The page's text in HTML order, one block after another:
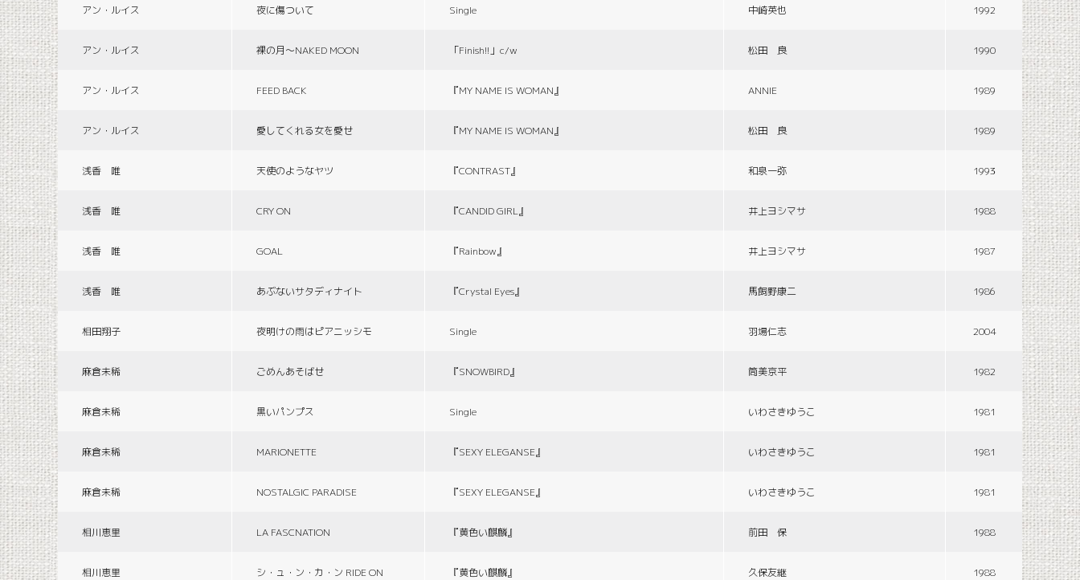
アン・ルイス 夜に傷ついて Single 中崎英也 1992
アン・ルイス 裸の月〜NAKED MOON 「Finish!!」c/w 松田 良 1990
アン・ルイス FEED BACK 『MY NAME IS WOMAN』 ANNIE 1989
アン・ルイス 愛してくれる女を愛せ 『MY NAME IS WOMAN』 松田 良 1989
浅香 唯 天使のようなヤツ 『CONTRAST』 和泉一弥 1993
浅香 唯 CRY ON 『CANDID GIRL』 井上ヨシマサ 1988
浅香 唯 GOAL 『Rainbow』 井上ヨシマサ 1987
浅香 唯 あぶないサタディナイト 『Crystal Eyes』 馬飼野康二 1986
相田翔子 夜明けの雨はピアニッシモ Single 羽場仁志 2004
麻倉未稀 ごめんあそばせ 『SNOWBIRD』 筒美京平 1982
麻倉未稀 黒いパンプス Single いわさきゆうこ 1981
麻倉未稀 MARIONETTE 『SEXY ELEGANSE』 いわさきゆうこ 1981
麻倉未稀 NOSTALGIC PARADISE 『SEXY ELEGANSE』 いわさきゆうこ 1981
相川恵里 LA FASCNATION 『黄色い麒麟』 前田 保 1988
相川恵里 シ・ュ・ン・カ・ン RIDE ON 『黄色い麒麟』 久保友継 1988